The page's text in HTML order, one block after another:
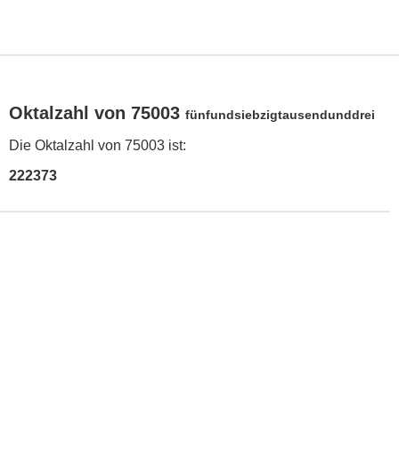
Oktalzahl von 75003 fünfundsiebzigtausendunddrei
Die Oktalzahl von 75003 ist:
222373